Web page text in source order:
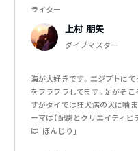
ライター
上村 朋矢
ダイブマスター
海が大好きです。エジプトに
をフラフラしてます。足がそ
すがタイでは狂犬病の犬に噛
ーマは【配慮とクリエイティビ
は｢ぼんじり｣